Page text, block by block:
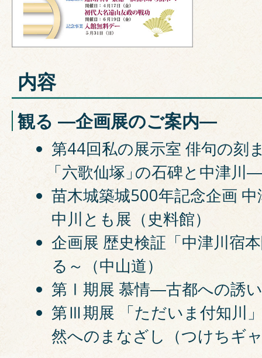
内容
観る ―企画展のご案内―
第44回私の展示室 俳句の刻
「六歌仙塚」の石碑と中津川
苗木城築城500年記念企画
中川とも展（史料館）
企画展 歴史検証「中津川宿
る～（中山道）
第Ⅰ期展 慕情―古都への誘
第Ⅲ期展 「ただいま付知川
然へのまなざし（つけちギ